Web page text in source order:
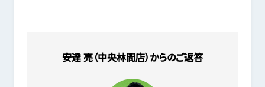
安達 亮（中央林間店）からのご返答